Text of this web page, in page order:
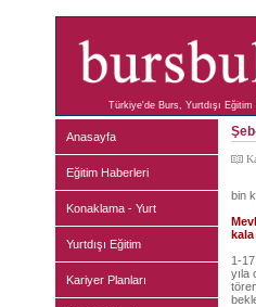
Türkiye'de Burs, Yurtdışı
Anasayfa
Eğitim Haberleri
Konaklama - Yurt
Yurtdışı Eğitim
Kariyer Planları
bin
kala
1-
yıla